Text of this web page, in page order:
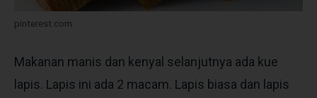
pinterest.com
Makanan manis dan kenyal selanjutnya ada kue
lapis. Lapis ini ada 2 macam. Lapis biasa dan lapis